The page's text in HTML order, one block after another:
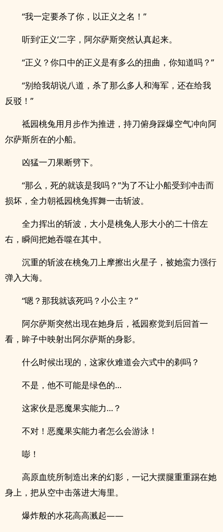
“我一定要杀了你，以正义之名！”
听到‘正义’二字，阿尔萨斯突然认真起来。
“正义？你口中的正义是有多么的扭曲，你知道吗？”
“别给我胡说八道，杀了那么多人和海军，还在给我
反驳！”
祗园桃兔用月步作为推进，持刀俯身踩爆空气冲向阿
尔萨斯所在的小船。
凶猛一刀果断劈下。
“那么，死的就该是我吗？”为了不让小船受到冲击而
损坏，全力朝祗园桃兔挥舞一击斩波。
全力挥出的斩波，大小是桃兔人形大小的二十倍左
右，瞬间把她吞噬在其中。
沉重的斩波在桃兔刀上摩擦出火星子，被她蛮力强行
弹入大海。
“嗯？那我就该死吗？小公主？”
阿尔萨斯突然出现在她身后，祗园察觉到后回首一
看，眸子中映射出阿尔萨斯的身影。
什么时候出现的，这家伙难道会六式中的剃吗？
不是，他不可能是绿色的…
这家伙是恶魔果实能力…？
不对！恶魔果实能力者怎么会游泳！
嘭！
高原血统所制造出来的幻影，一记大摆腿重重踢在她
身上，把从空中击落进大海里。
爆炸般的水花高高溅起——